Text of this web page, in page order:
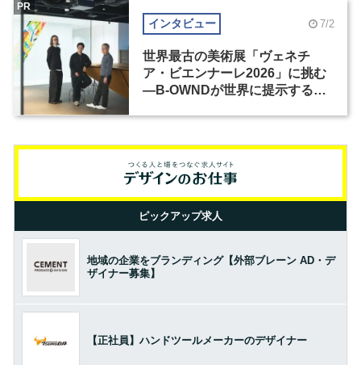
インタビュー 7/2
世界最古の美術展「ヴェネチ
ア・ビエンナーレ2026」に挑む
―B-OWNDが世界に提示する美
PR
ピックアップ求人
地域の企業をブランディング【外部ブレーン AD・デ
ザイナー募集】
【正社員】ハンドツールメーカーのデザイナー